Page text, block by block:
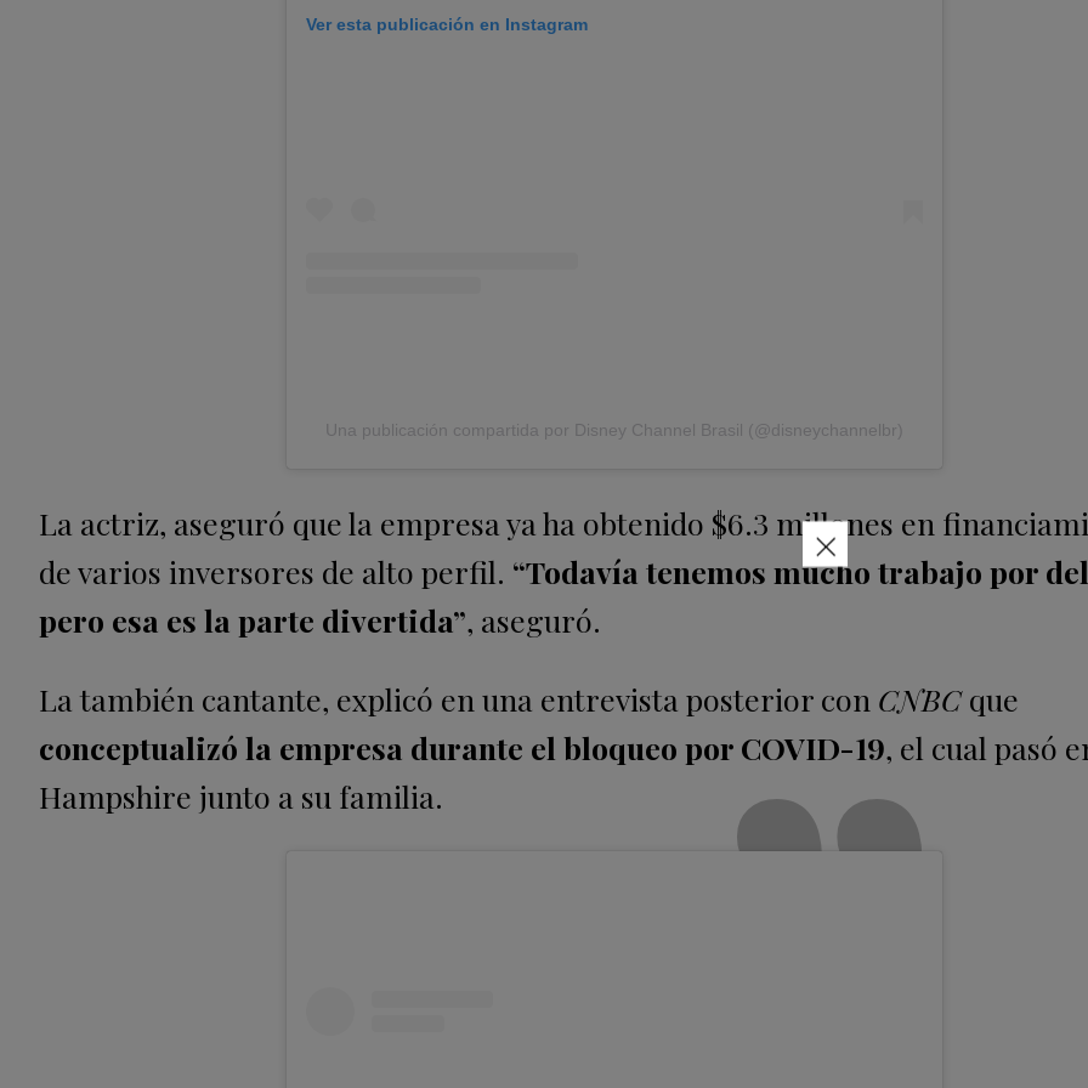
Ver esta publicación en Instagram
Una publicación compartida por Disney Channel Brasil (@disneychannelbr)
La actriz, aseguró que la empresa ya ha obtenido $6.3 millones en
de varios inversores de alto perfil. “Todavía tenemos mucho trabajo por
pero esa es la parte divertida”, aseguró.
La también cantante, explicó en una entrevista posterior con CNBCque
conceptualizó la empresa durante el bloqueo por COVID-19, el cual pasó
Hampshire junto a su familia.
×